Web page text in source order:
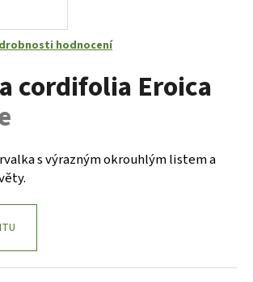
hodnocení
cordifolia Eroica
s výrazným okrouhlým listem a